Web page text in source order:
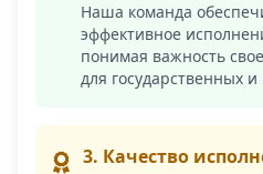
Наша команда
эффективное
понимая важность
для государственных
3. Качество